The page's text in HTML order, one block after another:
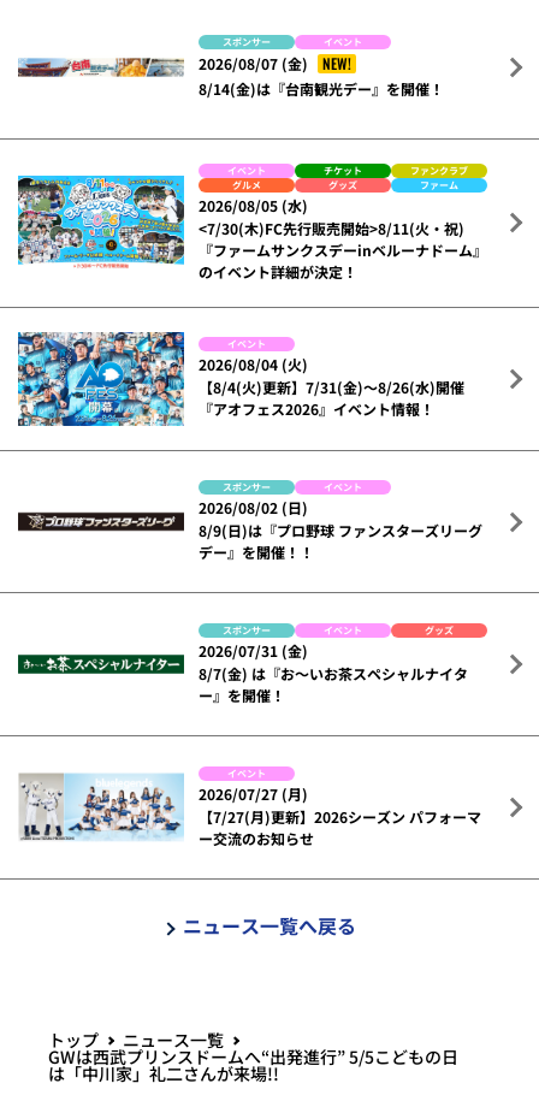
スポンサー イベント
2026/08/07 (金)
NEW!
8/14(金)は『台南観光デー』を開催！
イベント チケット
ファンクラブ
グルメ
グッズ ファーム
2026/08/05 (水)
<7/30(木)FC先行販売開始>8/11(火・祝)
『ファームサンクスデーinベルーナドーム』
のイベント詳細が決定！
イベント
2026/08/04 (火)
【8/4(火)更新】7/31(金)～8/26(水)開催
『アオフェス2026』イベント情報！
スポンサー イベント
2026/08/02 (日)
8/9(日)は『プロ野球 ファンスターズリーグ
デー』を開催！！
スポンサー イベント グッズ
2026/07/31 (金)
8/7(金) は『お～いお茶スペシャルナイタ
ー』を開催！
イベント
2026/07/27 (月)
【7/27(月)更新】2026シーズン パフォーマ
ー交流のお知らせ
ニュース一覧へ戻る
トップ ニュース一覧
GWは西武プリンスドームへ“出発進行” 5/5こどもの日
は「中川家」礼二さんが来場!!